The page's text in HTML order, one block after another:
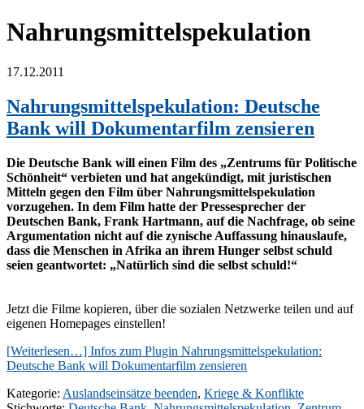
Nahrungsmittelspekulation
17.12.2011
Nahrungsmittelspekulation: Deutsche
Bank will Dokumentarfilm zensieren
Die Deutsche Bank will einen Film des „Zentrums für Politische
Schönheit“ verbieten und hat angekündigt, mit juristischen
Mitteln gegen den Film über Nahrungsmittelspekulation
vorzugehen. In dem Film hatte der Pressesprecher der
Deutschen Bank, Frank Hartmann, auf die Nachfrage, ob seine
Argumentation nicht auf die zynische Auffassung hinauslaufe,
dass die Menschen in Afrika an ihrem Hunger selbst schuld
seien geantwortet: „Natürlich sind die selbst schuld!“
Jetzt die Filme kopieren, über die sozialen Netzwerke teilen und auf
eigenen Homepages einstellen!
[Weiterlesen…] Infos zum Plugin Nahrungsmittelspekulation:
Deutsche Bank will Dokumentarfilm zensieren
Kategorie: Auslandseinsätze beenden, Kriege & Konflikte